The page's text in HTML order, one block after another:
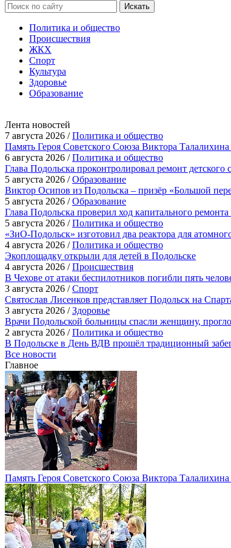
Искать
Политика и общество
Происшествия
ЖКХ
Спорт
Культура
Здоровье
Образование
Лента новостей
7 августа 2026 /Политика и общество
Память Героя Советского Союза Виктора
6 августа 2026 /Политика и общество
Глава Подольска проконтролировал ремонт детского
5 августа 2026 /Образование
Виктор Осипов из Подольска – призёр «Большой
5 августа 2026 /Образование
Глава Подольска проверил ход капитального
5 августа 2026 /Политика и общество
«ЗиО-Подольск» изготовил два реактора для
4 августа 2026 /Политика и общество
Экоплощадку открыли для детей в Подольске
4 августа 2026 /Происшествия
В Чехове от атаки беспилотников погибли пять
3 августа 2026 /Спорт
Святослав Лисенков представляет Подольск на
3 августа 2026 /Здоровье
Врачи Подольской больницы спасли женщину,
2 августа 2026 /Политика и общество
В Подольске в День ВДВ прошёл традиционный
Все новости
Главное
Память Героя Советского Союза Виктора